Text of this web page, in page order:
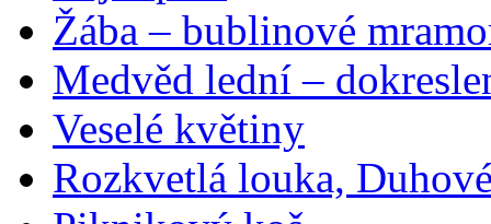
Žába – bublinové
Medvěd lední –
Veselé květiny
Rozkvetlá louka,